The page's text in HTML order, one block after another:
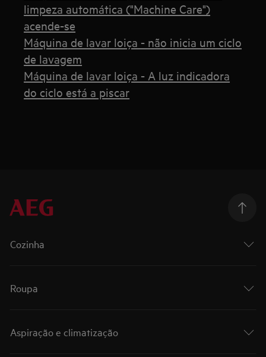
limpeza automática ("Machine Care")
acende-se
Máquina de lavar loiça - não inicia um ciclo
de lavagem
Máquina de lavar loiça - A luz indicadora
do ciclo está a piscar
Cozinha
Roupa
Aspiração e climatização